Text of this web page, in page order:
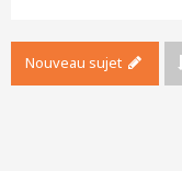
Nouveau sujet